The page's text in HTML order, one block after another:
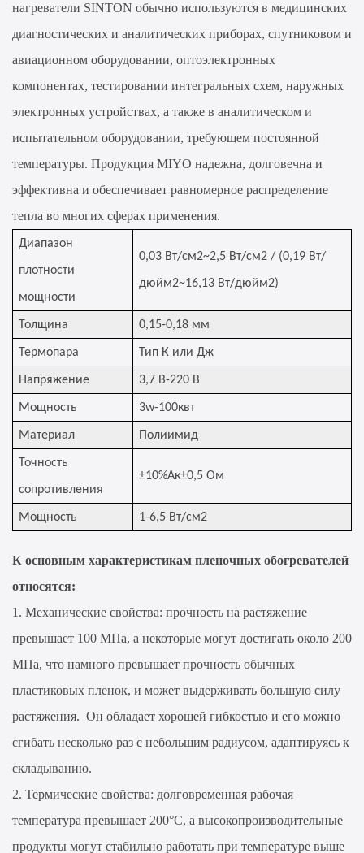
нагреватели SINTON обычно используются в медицинских
диагностических и аналитических приборах, спутниковом и
авиационном оборудовании, оптоэлектронных
компонентах, тестировании интегральных схем, наружных
электронных устройствах, а также в аналитическом и
испытательном оборудовании, требующем постоянной
температуры. Продукция MIYO надежна, долговечна и
эффективна и обеспечивает равномерное распределение
тепла во многих сферах применения.
Диапазон
плотности
мощности
0,03 Вт/см2~2,5 Вт/см2 / (0,19 Вт/
дюйм2~16,13 Вт/дюйм2)
Толщина 0,15-0,18 мм
Термопара Тип К или Дж
Напряжение 3,7 В-220 В
Мощность 3w-100квт
Материал Полиимид
Точность
сопротивления
±10%Ак±0,5 Ом
Мощность 1-6,5 Вт/см2
К основным характеристикам пленочных обогревателей
относятся:
1. Механические свойства: прочность на растяжение
превышает 100 МПа, а некоторые могут достигать около 200
МПа, что намного превышает прочность обычных
пластиковых пленок, и может выдерживать большую силу
растяжения. Он обладает хорошей гибкостью и его можно
сгибать несколько раз с небольшим радиусом, адаптируясь к
складыванию.
2. Термические свойства: долговременная рабочая
температура превышает 200°C, а высокопроизводительные
продукты могут стабильно работать при температуре выше